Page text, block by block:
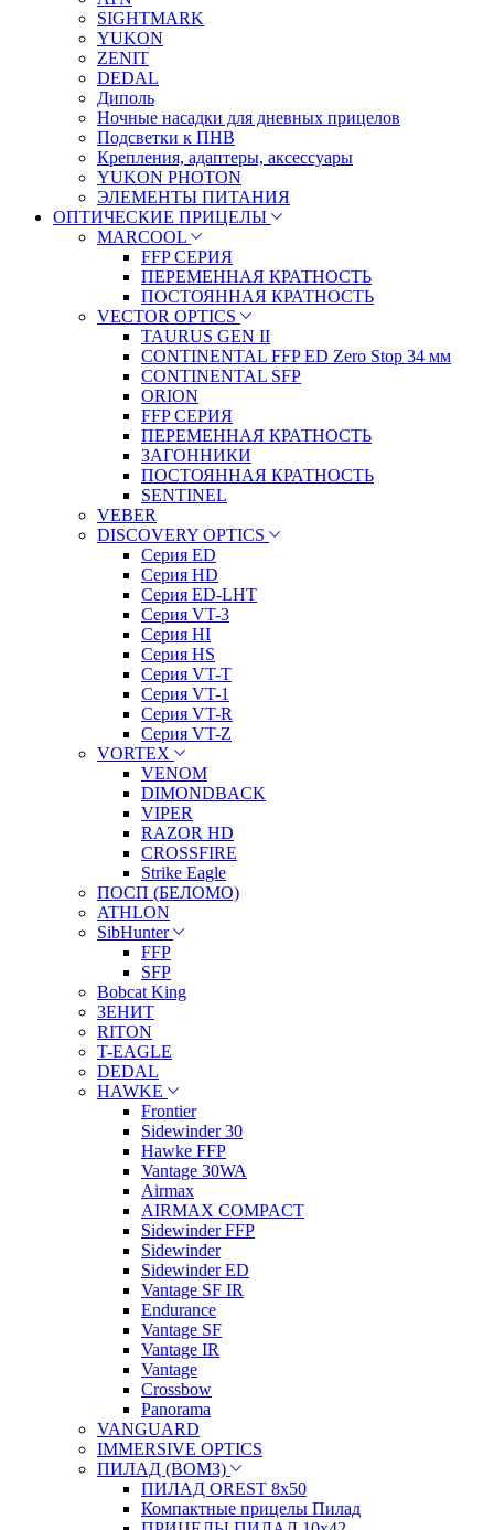
SIGHTMARK
YUKON
ZENIT
DEDAL
Диполь
Ночные насадки для дневных прицелов
Подсветки к ПНВ
Крепления, адаптеры, аксессуары
YUKON PHOTON
ЭЛЕМЕНТЫ ПИТАНИЯ
ОПТИЧЕСКИЕ ПРИЦЕЛЫ
MARCOOL
FFP СЕРИЯ
ПЕРЕМЕННАЯ КРАТНОСТЬ
ПОСТОЯННАЯ КРАТНОСТЬ
VECTOR OPTICS
TAURUS GEN II
CONTINENTAL FFP ED Zero Stop 34 мм
CONTINENTAL SFP
ORION
FFP СЕРИЯ
ПЕРЕМЕННАЯ КРАТНОСТЬ
ЗАГОННИКИ
ПОСТОЯННАЯ КРАТНОСТЬ
SENTINEL
VEBER
DISCOVERY OPTICS
Серия ED
Серия HD
Серия ED-LHT
Серия VT-3
Серия HI
Серия HS
Серия VT-T
Серия VT-1
Серия VT-R
Серия VT-Z
VORTEX
VENOM
DIMONDBACK
VIPER
RAZOR HD
CROSSFIRE
Strike Eagle
ПОСП (БЕЛОМО)
ATHLON
SibHunter
FFP
SFP
Bobcat King
ЗЕНИТ
RITON
T-EAGLE
DEDAL
HAWKE
Frontier
Sidewinder 30
Hawke FFP
Vantage 30WA
Airmax
AIRMAX COMPACT
Sidewinder FFP
Sidewinder
Sidewinder ED
Vantage SF IR
Endurance
Vantage SF
Vantage IR
Vantage
Crossbow
Panorama
VANGUARD
IMMERSIVE OPTICS
ПИЛАД (ВОМЗ)
ПИЛАД OREST 8х50
Компактные прицелы Пилад